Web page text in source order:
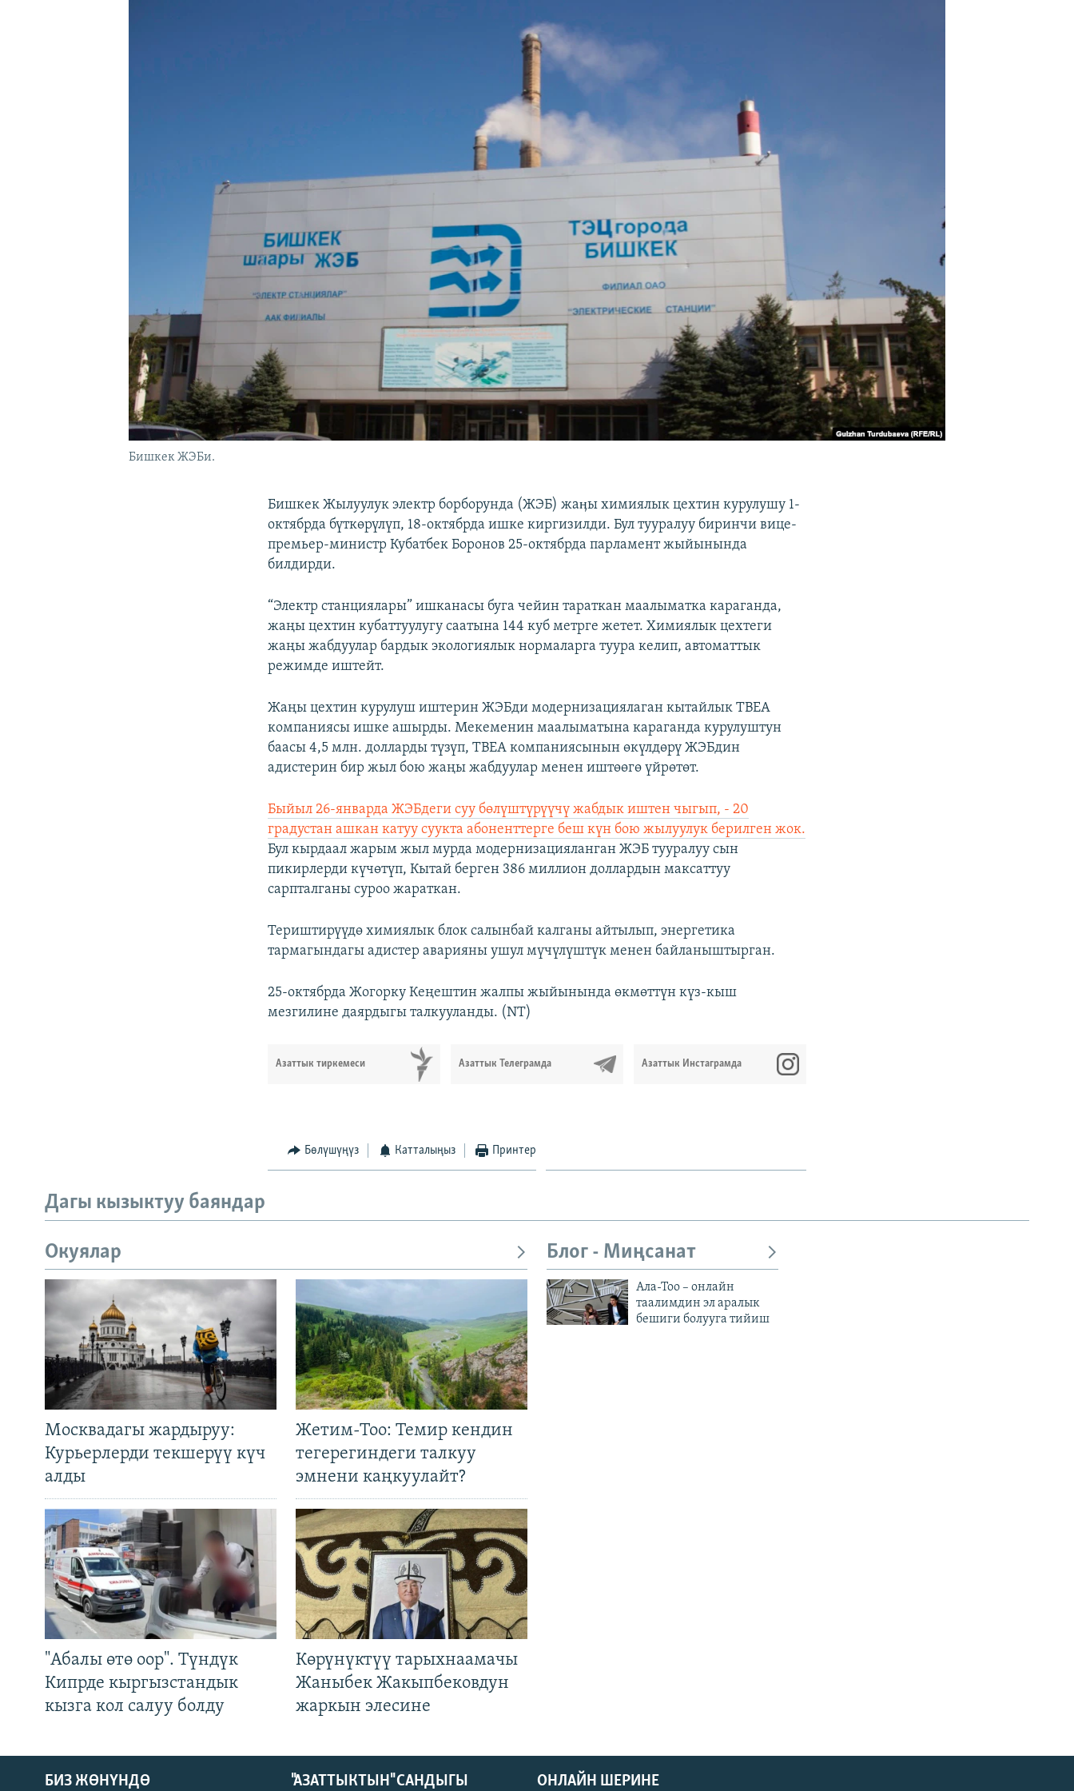
Бишкек ЖЭБи.
Бишкек Жылуулук электр борборунда (ЖЭБ) жаӊы химиялык цехтин курулушу 1-
октябрда бүткөрүлүп, 18-октябрда ишке киргизилди. Бул тууралуу биринчи вице-
премьер-министр Кубатбек Боронов 25-октябрда парламент жыйынында
билдирди.
“Электр станциялары” ишканасы буга чейин тараткан маалыматка караганда,
жаңы цехтин кубаттуулугу саатына 144 куб метрге жетет. Химиялык цехтеги
жаңы жабдуулар бардык экологиялык нормаларга туура келип, автоматтык
режимде иштейт.
Жаңы цехтин курулуш иштерин ЖЭБди модернизациялаган кытайлык ТВЕА
компаниясы ишке ашырды. Мекеменин маалыматына караганда курулуштун
баасы 4,5 млн. долларды түзүп, ТВЕА компаниясынын өкүлдөрү ЖЭБдин
адистерин бир жыл бою жаңы жабдуулар менен иштөөгө үйрөтөт.
Быйыл 26-январда ЖЭБдеги суу бөлүштүрүүчү жабдык иштен чыгып, - 20
градустан ашкан катуу суукта абоненттерге беш күн бою жылуулук берилген жок.
Бул кырдаал жарым жыл мурда модернизацияланган ЖЭБ тууралуу сын
пикирлерди күчөтүп, Кытай берген 386 миллион доллардын максаттуу
сарпталганы суроо жараткан.
Териштирүүдө химиялык блок салынбай калганы айтылып, энергетика
тармагындагы адистер аварияны ушул мүчүлүштүк менен байланыштырган.
25-октябрда Жогорку Кеңештин жалпы жыйынында өкмөттүн күз-кыш
мезгилине даярдыгы талкууланды. (NT)
Азаттык тиркемеси Азаттык Телеграмда Азаттык Инстаграмда
Бөлүшүңүз Катталыңыз Принтер
Дагы кызыктуу баяндар
Окуялар
Москвадагы жардыруу:
Курьерлерди текшерүү күч
алды
Жетим-Тоо: Темир кендин
тегерегиндеги талкуу
эмнени каңкуулайт?
"Абалы өтө оор". Түндүк
Кипрде кыргызстандык
кызга кол салуу болду
Көрүнүктүү тарыхнаамачы
Жаныбек Жакыпбековдун
жаркын элесине
Блог - Миңсанат
Ала-Тоо – онлайн
таалимдин эл аралык
бешиги болууга тийиш
ОНЛАЙН ШЕРИНЕ
БИЗ ЖӨНҮНДӨ "АЗАТТЫКТЫН" САНДЫГЫ